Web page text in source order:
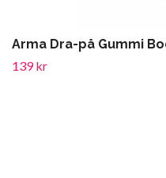
Arma Dra-på Gummi
139 kr